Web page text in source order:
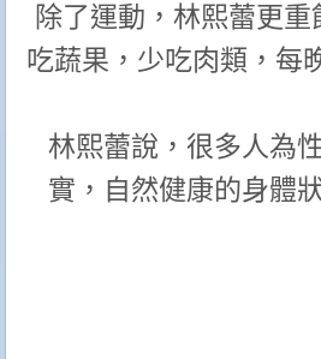
除了運動，林熙蕾更
吃蔬果，少吃肉類，每
林熙蕾說，很多人為
實，自然健康的身體